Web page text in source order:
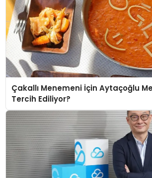
Çakallı Menemeni İçin Aytaçoğlu
Tercih Ediliyor?